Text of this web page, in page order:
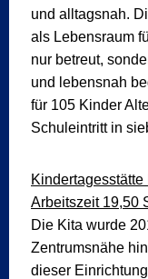
und alltagsnah.
als Lebensraum
nur betreut,
und lebensnah
für 105 Kinder
Schuleintritt in
Arbeitszeit 19,50
Die Kita wurde
Zentrumsnähe
dieser